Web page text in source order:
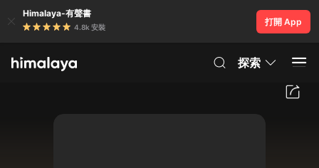
Himalaya-有聲書
4.8k 安裝
打開 App
探索